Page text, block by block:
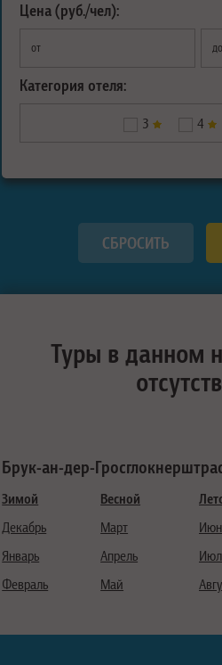
Цена (руб./чел):
от до
Категория отеля:
3 4
Туры в данном
Брук-ан-дер-
Зимой
Декабрь
Январь
Февраль
Весной
Март
Апрель
Май